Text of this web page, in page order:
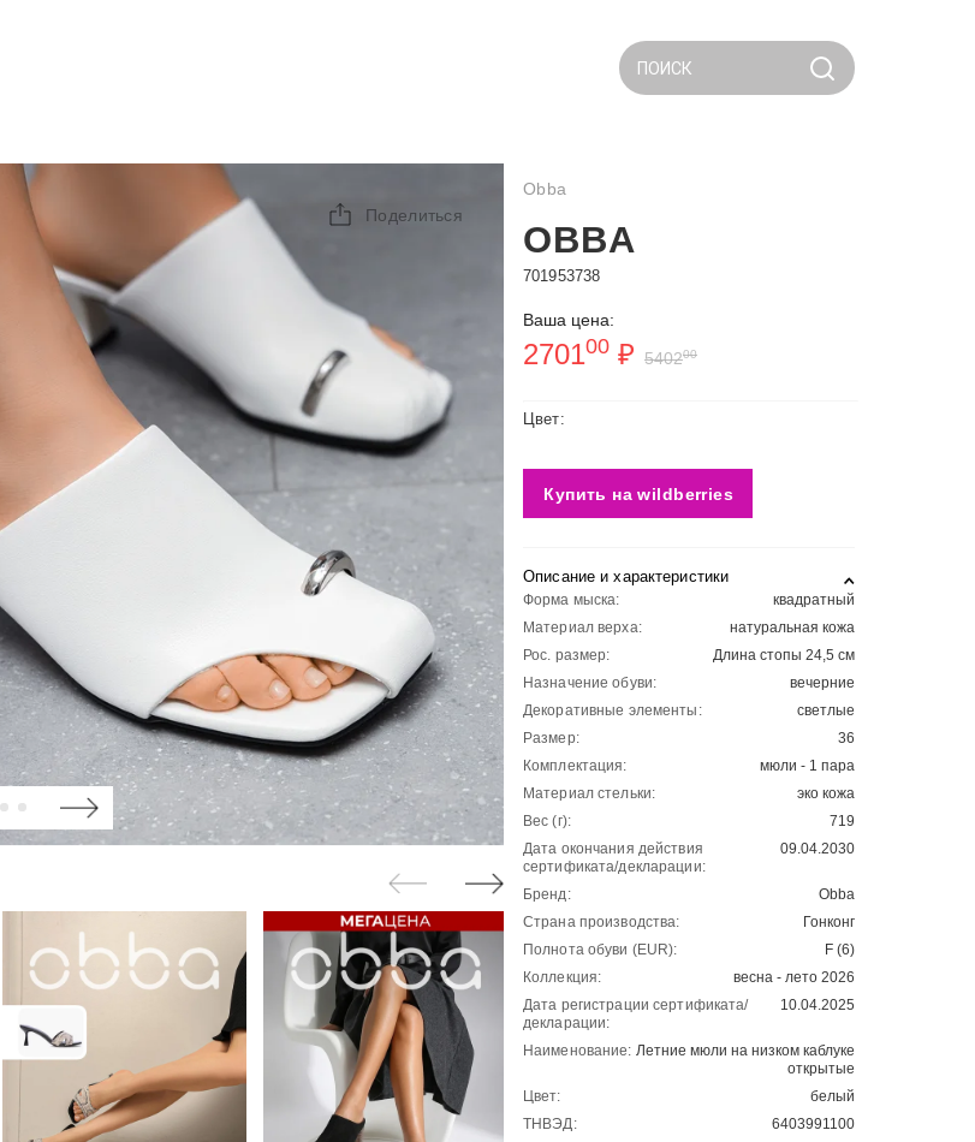
ПОИСК
Поделиться
Obba
OBBA
701953738
Ваша цена:
270100 ₽ 540200
Цвет:
Купить на wildberries
Описание и характеристики
Форма мыска:
квадратный
Материал верха:
натуральная кожа
Рос. размер:
Длина стопы 24,5 см
Назначение обуви:
вечерние
Декоративные элементы:
светлые
Размер:
36
Комплектация:
мюли - 1 пара
Материал стельки:
эко кожа
Вес (г):
719
Дата окончания действия
сертификата/декларации:
09.04.2030
Бренд:
Obba
Страна производства:
Гонконг
Полнота обуви (EUR):
F (6)
Коллекция:
весна - лето 2026
Дата регистрации сертификата/
декларации:
10.04.2025
Наименование: Летние мюли на низком каблуке
открытые
Цвет:
белый
ТНВЭД:
6403991100